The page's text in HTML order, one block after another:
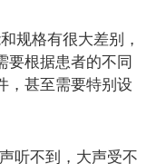
规格有很大差别，
要根据患者的不同
，甚至需要特别设
听不到，大声受不